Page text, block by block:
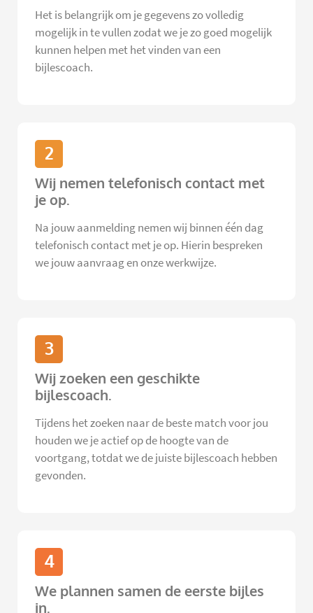
Het is belangrijk om je gegevens zo volledig
mogelijk in te vullen zodat we je zo goed mogelijk
kunnen helpen met het vinden van een
bijlescoach.
2
Wij nemen telefonisch contact met
je op.
Na jouw aanmelding nemen wij binnen één dag
telefonisch contact met je op. Hierin bespreken
we jouw aanvraag en onze werkwijze.
3
Wij zoeken een geschikte
bijlescoach.
Tijdens het zoeken naar de beste match voor jou
houden we je actief op de hoogte van de
voortgang, totdat we de juiste bijlescoach hebben
gevonden.
4
We plannen samen de eerste bijles
in.